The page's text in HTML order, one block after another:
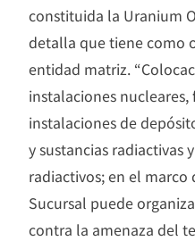
constituida la Uranium
detalla que tiene como
entidad matriz.
instalaciones
instalaciones de
y sustancias radiactivas
radiactivos; en el marco
Sucursal puede
contra la amenaza del